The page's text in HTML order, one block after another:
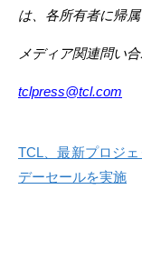
は、各所有者に帰属
メディア関連問い
tclpress@tcl.com
TCL、最新プロジ
デーセールを実施